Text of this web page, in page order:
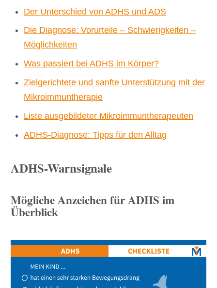
Der Unterschied von ADHS und ADS
Die Diagnose: Vorurteile – Schwierigkeiten –
Möglichkeiten
Was passiert bei ADHS im Körper?
Zielgerichtete und sanfte Unterstützung mit der
Mikroimmuntherapie
Liste ausgebildeter Mikroimmuntherapeuten
ADHS-Diagnose: Tipps für den Alltag
ADHS-Warnsignale
Mögliche Anzeichen für ADHS im
Überblick